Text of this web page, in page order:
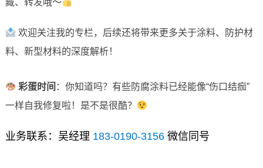
藏、转发哦～
欢迎关注我的专栏，后续还将带来更多关于涂料、防护材
料、新型材料的深度解析！
彩蛋时间 ：你知道吗？有些防腐涂料已经能像“伤口结痂”
一样自我修复啦！是不是很酷？
业务联系：吴经理 183-0190-3156微信同号